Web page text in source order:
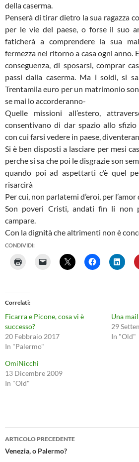
della caserma.
Penserà di tirar dietro la sua ragazza
per le vie del paese, o forse il suo
faticherà a comprendere la sua
fermezza nel ritorno a casa ogni anno.
conseguenza, di sposarsi, comprar
passi dalla caserma. Ma i soldi, si
Trentamila euro per un matrimonio
se mai lo accorderanno-
Quelle missioni all’estero,
consentivano di dar spazio allo
con cui farsi vedere in paese,
Si è ben disposti a lasciare per mesi
perche si sa che poi le disgrazie son
quando poi ad aspettarti c’è quel
risarcirà
Per cui, non parlatemi d’eroi, per l’amor
Son poveri Cristi, andati fin li non
campare.
Con la dignità che altrimenti non è
CONDIVIDI:
Correlati
Ficarra e Picone, cosa vi è
successo?
20 Febbraio 2017
In "Palermo"
Una
29
In "Old"
OmiNicchi
13 Dicembre 2009
In "Old"
Navigazione
articolo
ARTICOLO PRECEDENTE
Venezia, o Palermo?